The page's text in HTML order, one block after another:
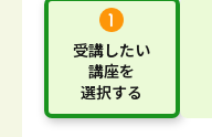
受講したい
講座を
選択する